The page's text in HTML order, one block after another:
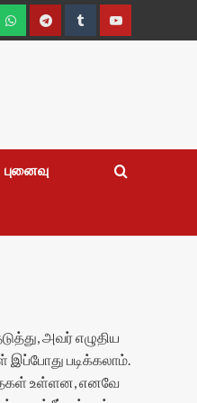
WhatsappTelegramTumblrYouTube
புனைவு
அவர் எழுதிய
படிக்கலாம்.
உள்ளன, எனவே